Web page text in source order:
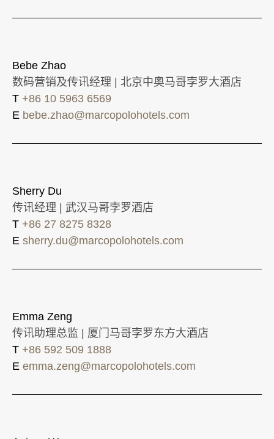
Bebe Zhao
数码营销及传讯经理 | 北京中奥马哥孛罗大酒店
T +86 10 5963 6569
E bebe.zhao@marcopolohotels.com
Sherry Du
传讯经理 | 武汉马哥孛罗酒店
T +86 27 8275 8328
E sherry.du@marcopolohotels.com
Emma Zeng
传讯助理总监 | 厦门马哥孛罗东方大酒店
T +86 592 509 1888
E emma.zeng@marcopolohotels.com